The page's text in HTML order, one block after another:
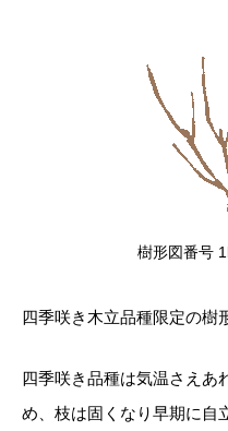
樹形図番号
四季咲き木立品種限定の樹
四季咲き品種は気温さえあ
め、枝は固くなり早期に自